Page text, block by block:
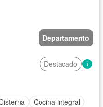
Departamento
Destacado
Cocina integral